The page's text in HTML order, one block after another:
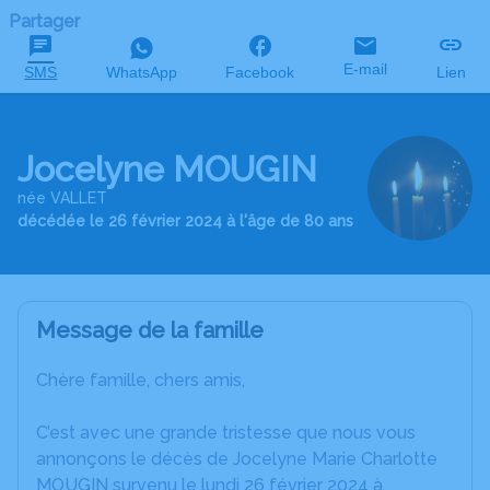
Partager
SMS WhatsApp Facebook E-mail Lien
Jocelyne MOUGIN
née VALLET
décédée le 26 février 2024 à l'âge de 80 ans
Message de la famille
Chère famille, chers amis,
C’est avec une grande tristesse que nous vous
annonçons le décès de Jocelyne Marie Charlotte
MOUGIN survenu le lundi 26 février 2024 à